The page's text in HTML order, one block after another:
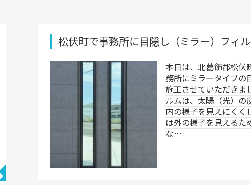
松伏町で事務所に目隠し（ミラー）フィルムを施工
本日は、北葛飾郡松伏町にある会社の事
務所にミラータイプの目隠しフィルムを
施工させていただきました。 ミラーフィ
ルムは、太陽（光）の反射を利用して室
内の様子を見えにくくします。室内から
は外の様子を見えるため、開放感を保ち
な…